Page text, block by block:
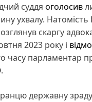
суддя оголосив
ухвалу. Натомість
скаргу
2023 року і
часу парламентар
державну